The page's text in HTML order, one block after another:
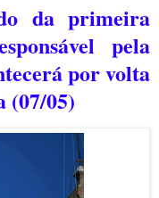
da primeira
pela
por volta
(07/05)